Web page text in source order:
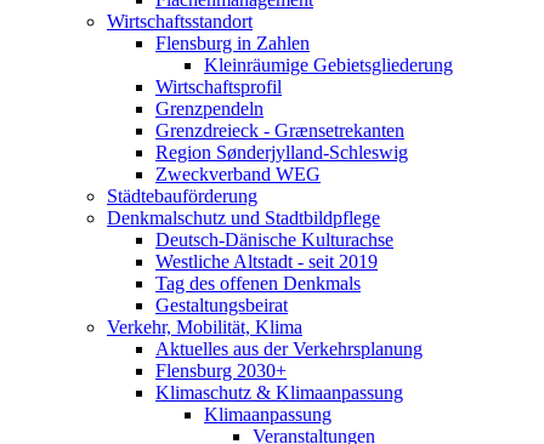
Wirtschaftsstandort
Flensburg in Zahlen
Kleinräumige Gebietsgliederung
Wirtschaftsprofil
Grenzpendeln
Grenzdreieck - Grænsetrekanten
Region Sønderjylland-Schleswig
Zweckverband WEG
Städtebauförderung
Denkmalschutz und Stadtbildpflege
Deutsch-Dänische Kulturachse
Westliche Altstadt - seit 2019
Tag des offenen Denkmals
Gestaltungsbeirat
Verkehr, Mobilität, Klima
Aktuelles aus der Verkehrsplanung
Flensburg 2030+
Klimaschutz & Klimaanpassung
Klimaanpassung
Veranstaltungen